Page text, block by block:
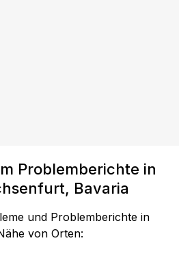
Problemberichte in
Bavaria
und Problemberichte in
von Orten: